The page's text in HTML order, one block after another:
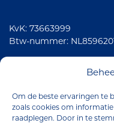
Om de beste ervaringen te
zoals cookies om
raadplegen. Door in te
KvK: 73663999
Btw-nummer: